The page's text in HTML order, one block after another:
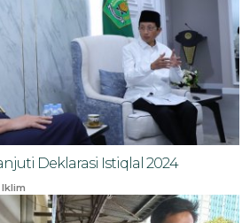
Deklarasi Istiqlal 2024